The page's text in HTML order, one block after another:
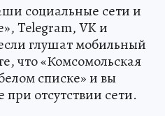
социальные сети и
Telegram, VK и
глушат мобильный
что «Комсомольская
списке» и вы
отсутствии сети.